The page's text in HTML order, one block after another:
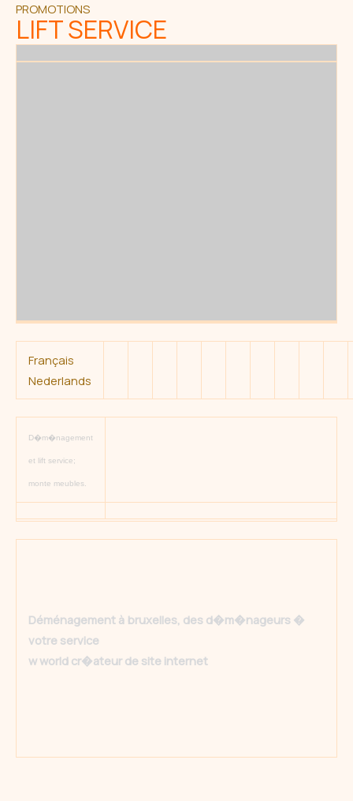
PROMOTIONS
LIFT SERVICE
Français
Nederlands
D�m�nagement
et lift service;
monte meubles.
Déménagement à bruxelles, des d�m�nageurs �
votre service
w world cr�ateur de site internet